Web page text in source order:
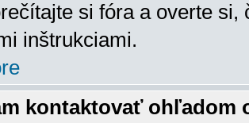
si fóra a overte
inštrukciami.
kontaktovať ohľadom